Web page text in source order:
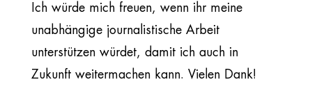
Ich würde mich freuen, wenn ihr meine
unabhängige journalistische Arbeit
unterstützen würdet, damit ich auch in
Zukunft weitermachen kann. Vielen Dank!